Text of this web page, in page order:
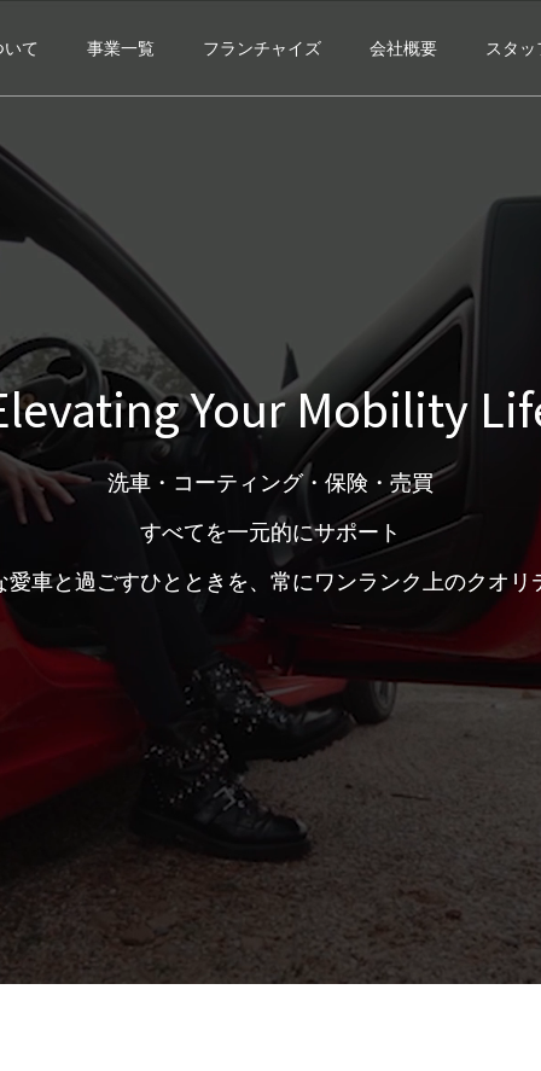
て 事業一覧 フランチャイズ 会社概要 スタ
Your Mobility
洗車・コーティング・保険・売買
すべてを一元的にサポート
愛車と過ごすひとときを、常にワンランク上のクオリ